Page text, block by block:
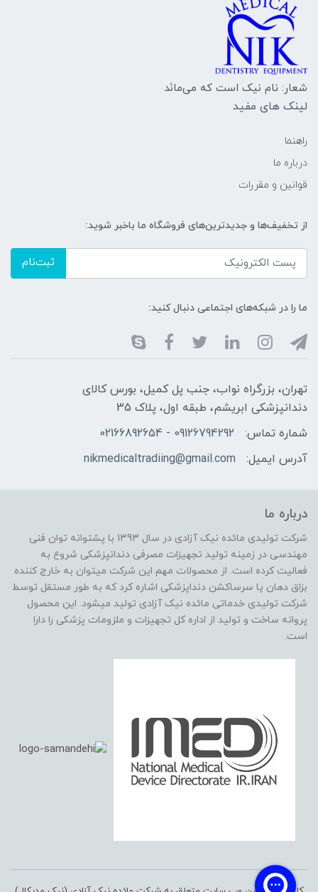
شعار: نام نیک است که می‌مانَد
لینک های مفید
راهنما
درباره ما
قوانین و مقررات
از تخفیف‌ها و جدیدترین‌های فروشگاه ما باخبر شوید:
ثبت‌نام
ما را در شبکه‌های اجتماعی دنبال کنید:
تهران، بزرگراه نواب، جنب پل کمیل، بورس کالای
دندانپزشکی ابریشم، طبقه اول، پلاک 35
شماره تماس:
09126794292 - 02166892654
آدرس ایمیل:
nikmedicaltradiing@gmail.com
درباره ما
شرکت تولیدی مائده نیک آزادی در سال 1393 با پشتوانه توان فنی
مهندسی در زمینه تولید تجهیزات مصرفی دندانپزشکی شروع به
فعالیت کرده است. از محصولات مهم این شرکت میتوان به خارج کننده
بزاق دهان یا سرساکشن دنداپزشکی اشاره کرد که به طور مستقل توسط
شرکت تولیدی خدماتی مائده نیک آزادی تولید میشود. این محصول
پروانه ساخت و تولید از اداره کل تجهیزات و ملزومات پزشکی را دارا
است.